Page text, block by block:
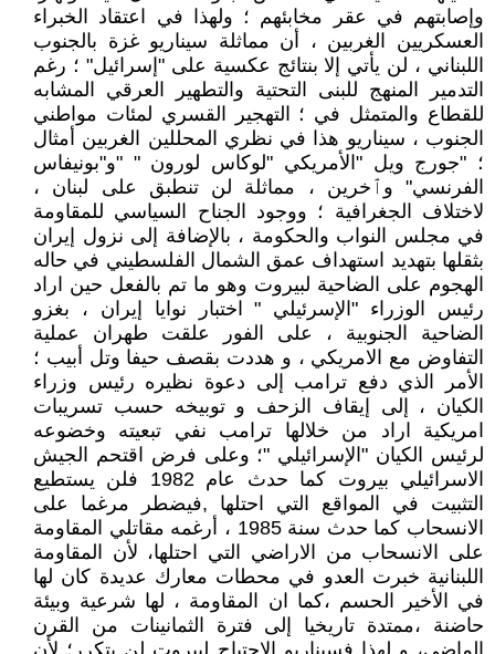
وإصابتهم في عقر مخابئهم ؛ ولهذا في اعتقاد الخبراء
العسكريين الغربين ، أن مماثلة سيناريو غزة بالجنوب
اللبناني ، لن يأتي إلا بنتائج عكسية على "إسرائيل" ؛ رغم
التدمير المنهج للبنى التحتية والتطهير العرقي المشابه
للقطاع والمتمثل في ؛ التهجير القسري لمئات مواطني
الجنوب ، سيناريو هذا في نظري المحللين الغربين أمثال
؛ "جورج ويل "الأمريكي "لوكاس لورون " "و"بونيفاس
الفرنسي" وٱخرين ، مماثلة لن تنطبق على لبنان ،
لاختلاف الجغرافية ؛ ووجود الجناح السياسي للمقاومة
في مجلس النواب والحكومة ، بالإضافة إلى نزول إيران
بثقلها بتهديد استهداف عمق الشمال الفلسطيني في حاله
الهجوم على الضاحية لبيروت وهو ما تم بالفعل حين اراد
رئيس الوزراء "الإسرئيلي " اختبار نوايا إيران ، بغزو
الضاحية الجنوبية ، على الفور علقت طهران عملية
التفاوض مع الامريكي ، و هددت بقصف حيفا وتل أبيب ؛
الأمر الذي دفع ترامب إلى دعوة نظيره رئيس وزراء
الكيان ، إلى إيقاف الزحف و توبيخه حسب تسريبات
امريكية اراد من خلالها ترامب نفي تبعيته وخضوعه
لرئيس الكيان "الإسرائيلي "؛ وعلى فرض اقتحم الجيش
الاسرائيلي بيروت كما حدث عام 1982 فلن يستطيع
التثبيت في المواقع التي احتلها ,فيضطر مرغما على
الانسحاب كما حدث سنة 1985 ، أرغمه مقاتلي المقاومة
على الانسحاب من الاراضي التي احتلها، لأن المقاومة
اللبنانية خبرت العدو في محطات معارك عديدة كان لها
في الأخير الحسم ،كما ان المقاومة ، لها شرعية وبيئة
حاضنة ،ممتدة تاريخيا إلى فترة الثمانينات من القرن